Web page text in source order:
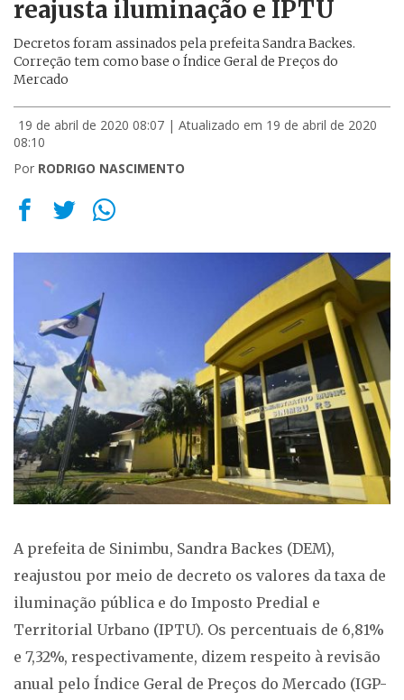
reajusta iluminação e IPTU
Decretos foram assinados pela prefeita Sandra Backes.
Correção tem como base o Índice Geral de Preços do
Mercado
19 de abril de 2020 08:07 | Atualizado em 19 de abril de 2020
08:10
Por RODRIGO NASCIMENTO
A prefeita de Sinimbu, Sandra Backes (DEM),
reajustou por meio de decreto os valores da taxa de
iluminação pública e do Imposto Predial e
Territorial Urbano (IPTU). Os percentuais de 6,81%
e 7,32%, respectivamente, dizem respeito à revisão
anual pelo Índice Geral de Preços do Mercado (IGP-